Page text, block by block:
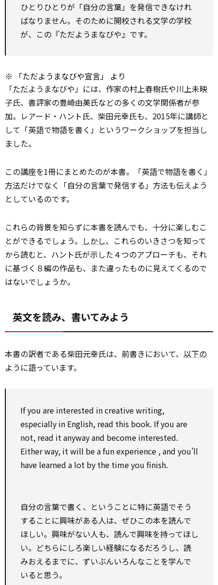
ひとりひとりが「自分の言葉」を発信できなけれ
ばなりません。そのために開校される文学の学校
が、この『ただようまなびや』です。
※ 「ただようまなびや宣言」
より
「ただようまなびや」には、作家の村上春樹氏や川上未映
子氏、書評家の豊崎由美氏などの多くの文学関係者が参
加。レアード・ハント氏、柴田元幸氏も、2015年に講師と
して「英語で物語を書く」というワークショップを担当し
ました。
この講座を1冊にまとめたのが本書。「英語で物語を書く」
方法だけでなく「自分の言葉で発信する」方法も伝えよう
としているのです。
これらの背景を知らずに本書を読んでも、十分に楽しむこ
とができるでしょう。 しかし、これらのいきさつを知って
から読むと、ハント氏が示した４つのアプローチも、それ
に基づく８編の作品も、また違ったものに見えてくるので
はないでしょうか。
英文を読み、書いてみよう
本書の訳者である柴田元幸氏は、前書きにおいて、 以下の
ように語っています。
If you are interested in creative writing,
especially in English, read this book. If you are
not, read it anywayand become interested.
Eitherway, it will be a funexperience , and you’ll
have learned a lot by the time you finish.
自分の言葉で書く、ということに――特に英語でそう
することに――興味がある人は、ぜひこの本を読んで
ほしい。興味がない人も、読んで興味を持ってほし
い。どちらにしろ楽しい経験になるだろうし、読
みおえるまでに、ずいぶんいろんなことを学んで
いると思う。